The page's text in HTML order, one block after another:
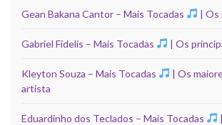
Gean Bakana Cantor – Mais Tocadas | Os
Gabriel Fidelis – Mais Tocadas | Os
Kleyton Souza – Mais Tocadas
| Os
artista
Eduardinho dos Teclados – Mais Tocadas